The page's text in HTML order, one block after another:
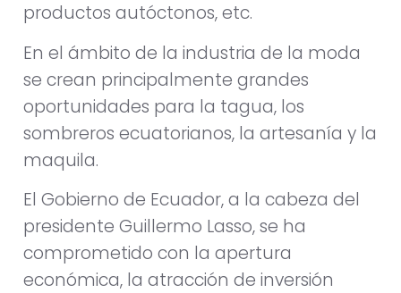
productos autóctonos, etc.
En el ámbito de la industria de la moda
se crean principalmente grandes
oportunidades para la tagua, los
sombreros ecuatorianos, la artesanía y la
maquila.
El Gobierno de Ecuador, a la cabeza del
presidente Guillermo Lasso, se ha
comprometido con la apertura
económica, la atracción de inversión